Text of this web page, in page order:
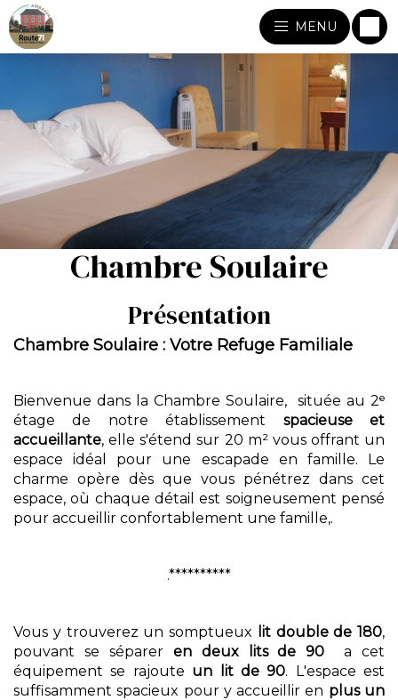
MENU
Chambre Soulaire
Présentation
Chambre Soulaire : Votre Refuge Familiale
Bienvenue dans la Chambre Soulaire, située au 2ᵉ
étage de notre établissement spacieuse et
accueillante, elle s'étend sur 20 m² vous offrant un
espace idéal pour une escapade en famille. Le
charme opère dès que vous pénétrez dans cet
espace, où chaque détail est soigneusement pensé
pour accueillir confortablement une famille,.
.**********
Vous y trouverez un somptueux lit double de 180,
pouvant se séparer en deux lits de 90a cet
équipement se rajoute un lit de 90. L'espace est
suffisamment spacieux pour y accueillir en plus un